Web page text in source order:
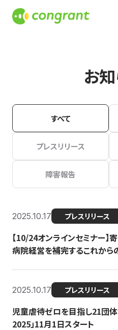
お
すべて
プレスリリース
障害報告
2025.10.17 プレスリリース
【10/24オンラインセミナー】
病院経営を補完するこれから
2025.10.17 プレスリリース
児童虐待ゼロを目指し21団体
2025」11月1日スタート